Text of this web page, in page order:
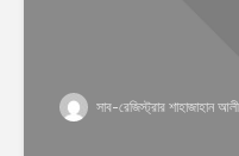
সাব-রেজিস্ট্রার শাহাজাহান